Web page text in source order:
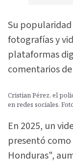
Su
fotografías y
plataformas
comentarios
Cristian Pérez, el
en redes sociales.
En 2025, un
presentó
Honduras",